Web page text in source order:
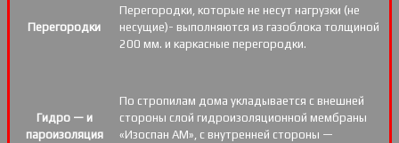
Перегородки
Перегородки, которые не несут нагрузки (не
несущие)- выполняются из газоблока толщиной
200 мм. и каркасные перегородки.
Гидро — и
пароизоляция
По стропилам дома укладывается с внешней
стороны слой гидроизоляционной мембраны
«Изоспан АМ», с внутренней стороны —